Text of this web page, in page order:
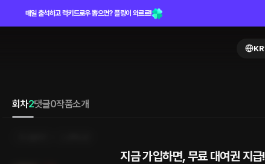
매일 출석하고 럭키드로우 뽑으면? 플링이 와르르!
KR
회차2댓글0작품소개
지금 가입하면, 무료 대여권 지급!